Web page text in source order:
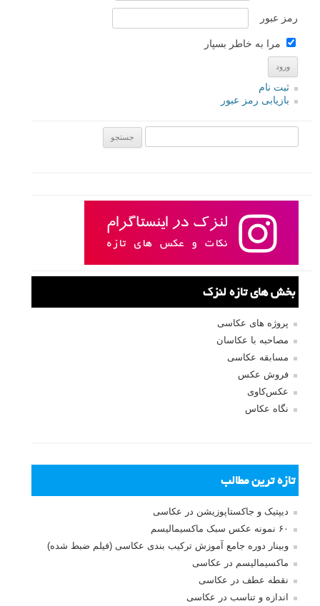
رمز عبور
مرا به خاطر بسپار
ثبت نام
بازیابی رمز عبور
بخش های تازه لنزک
پروژه های عکاسی
مصاحبه با عکاسان
مسابقه عکاسی
فروش عکس
عکس‌کاوی
نگاه عکاس
تازه ترین مطالب
دیپتیک و جاکستا‌پوزیشن در عکاسی
۶۰ نمونه عکس سبک ماکسیمالیسم
وبینار دوره جامع آموزش ترکیب بندی عکاسی (فیلم ضبط شده)
ماکسیمالیسم در عکاسی
نقطه عطف در عکاسی
اندازه و تناسب در عکاسی